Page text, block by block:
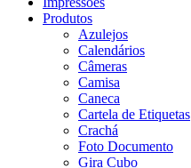
Produtos
Azulejos
Calendários
Câmeras
Camisa
Caneca
Cartela de Etiquetas
Crachá
Foto Documento
Gira Cubo